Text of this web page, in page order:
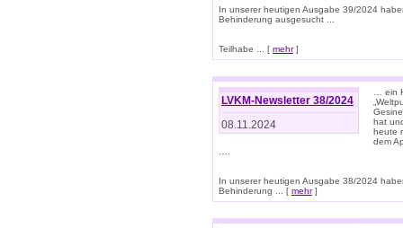
In unserer heutigen Ausgabe 39/2024
Behinderung ausgesucht ...
Teilhabe ... [ mehr]
LVKM-Newsletter 38/2024
08.11.2024
… ein
hat
heute
dem
In unserer heutigen Ausgabe 38/2024
Behinderung ... [ mehr]